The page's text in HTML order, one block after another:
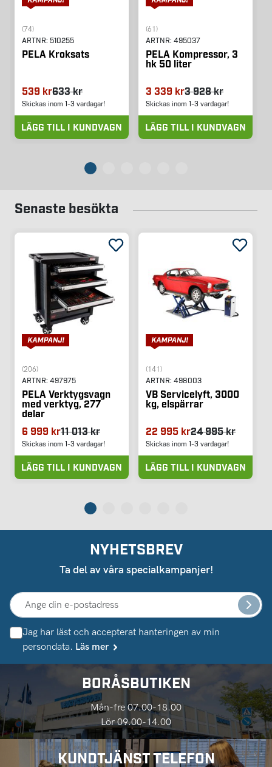
(74)
ARTNR: 510255
PELA Kroksats
539 kr633 kr
Skickas inom 1-3 vardagar!
LÄGG TILL I KUNDVAGN
(61)
ARTNR: 495037
PELA Kompressor, 3
hk 50 liter
3 339 kr3 928 kr
Skickas inom 1-3 vardagar!
LÄGG TILL I KUNDVAGN
Senaste besökta
(206)
ARTNR: 497975
PELA Verktygsvagn
med verktyg, 277
delar
6 999 kr11 013 kr
Skickas inom 1-3 vardagar!
LÄGG TILL I KUNDVAGN
(141)
ARTNR: 498003
VB Servicelyft, 3000
kg, elspärrar
22 995 kr24 995 kr
Skickas inom 1-3 vardagar!
LÄGG TILL I KUNDVAGN
NYHETSBREV
Ta del av våra specialkampanjer!
Jag har läst och accepterat hanteringen av min
persondata. Läs mer
BORÅSBUTIKEN
Mån-fre 07.00-18.00
Lör 09.00-14.00
KUNDTJÄNST TELEFON